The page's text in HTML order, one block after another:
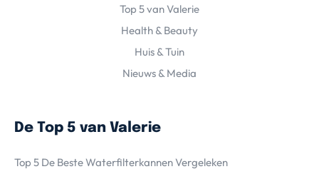
Top 5 van Valerie
Health & Beauty
Huis & Tuin
Nieuws & Media
De Top 5 van Valerie
Top 5 De Beste Waterfilterkannen Vergeleken